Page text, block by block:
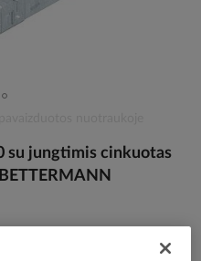
su jungtimis cinkuotas
4012195391227